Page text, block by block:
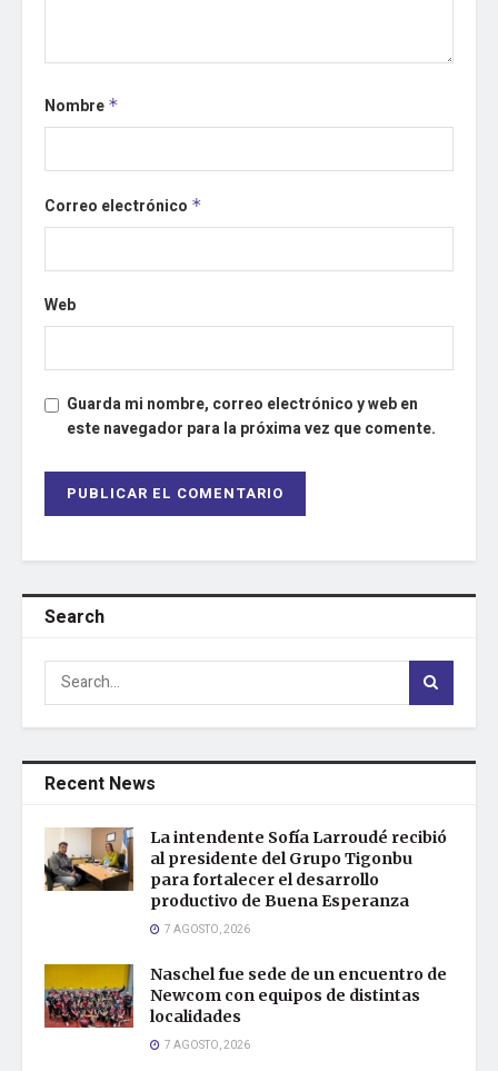
Nombre *
Correo electrónico *
Web
Guarda mi nombre, correo electrónico y web en
este navegador para la próxima vez que comente.
Search
Recent News
La intendente Sofía Larroudé recibió
al presidente del Grupo Tigonbu
para fortalecer el desarrollo
productivo de Buena Esperanza
7 AGOSTO, 2026
Naschel fue sede de un encuentro de
Newcom con equipos de distintas
localidades
7 AGOSTO, 2026